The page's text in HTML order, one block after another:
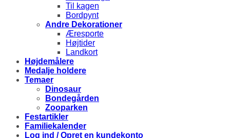
Til kagen
Bordpynt
Andre Dekorationer
Æresporte
Højtider
Landkort
Højdemålere
Medalje holdere
Temaer
Dinosaur
Bondegården
Zooparken
Festartikler
Familiekalender
Log ind / Opret en kundekonto